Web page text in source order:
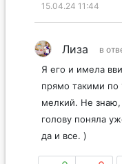
15.04.24 11:44
Лиза в
Я его и имела
прямо такими по
мелкий. Не
голову поняла
да и все. )